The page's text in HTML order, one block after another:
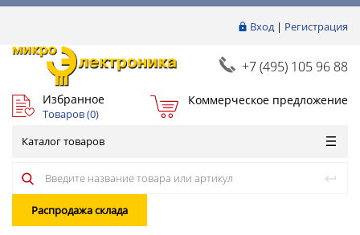
Вход| Регистрация
+7 (495) 105 96 88
Избранное
Товаров (0)
Коммерческое предложение
Каталог товаров
Распродажа склада